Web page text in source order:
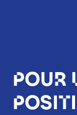
Pour